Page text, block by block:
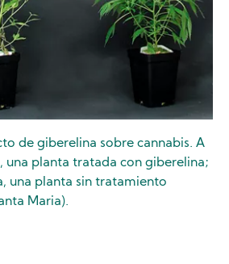
de giberelina sobre cannabis. A
una planta tratada con giberelina;
una planta sin tratamiento
Maria).